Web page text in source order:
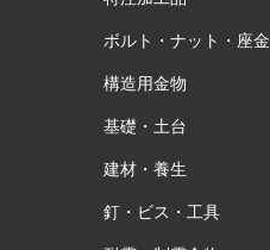
ボルト・ナット・座金
構造用金物
基礎・土台
建材・養生
釘・ビス・工具